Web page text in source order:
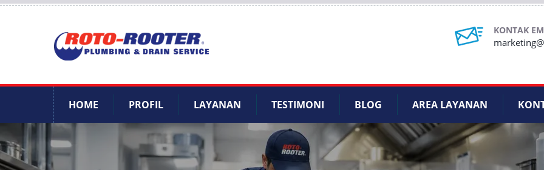
KONTAK
HOME PROFIL LAYANAN TESTIMONI BLOG AREA LAYANAN